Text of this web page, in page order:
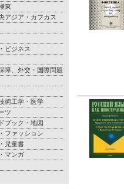
東
アジア・カフカス
ビジネス
障、外交・国際問題
術工学・医学
ツ
ブック・地図
ファッション
児童書
マンガ